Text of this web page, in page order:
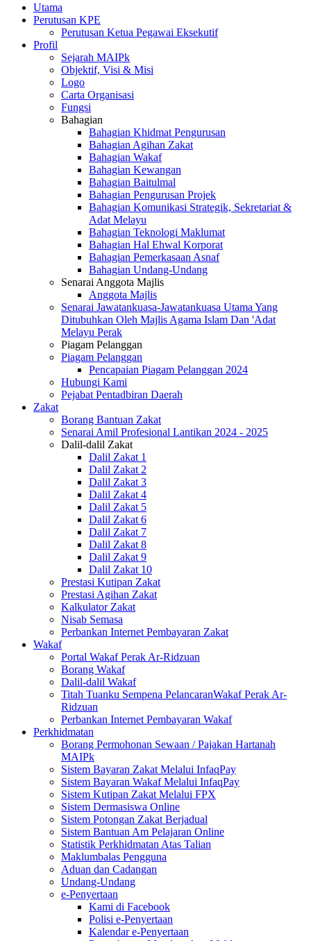
Utama
Perutusan KPE
Perutusan Ketua Pegawai Eksekutif
Profil
Sejarah MAIPk
Objektif, Visi & Misi
Logo
Carta Organisasi
Fungsi
Bahagian
Bahagian Khidmat Pengurusan
Bahagian Agihan Zakat
Bahagian Wakaf
Bahagian Kewangan
Bahagian Baitulmal
Bahagian Pengurusan Projek
Bahagian Komunikasi Strategik, Sekretariat &
Adat Melayu
Bahagian Teknologi Maklumat
Bahagian Hal Ehwal Korporat
Bahagian Pemerkasaan Asnaf
Bahagian Undang-Undang
Senarai Anggota Majlis
Anggota Majlis
Senarai Jawatankuasa-Jawatankuasa Utama Yang
Ditubuhkan Oleh Majlis Agama Islam Dan 'Adat
Melayu Perak
Piagam Pelanggan
Piagam Pelanggan
Pencapaian Piagam Pelanggan 2024
Hubungi Kami
Pejabat Pentadbiran Daerah
Zakat
Borang Bantuan Zakat
Senarai Amil Profesional Lantikan 2024 - 2025
Dalil-dalil Zakat
Dalil Zakat 1
Dalil Zakat 2
Dalil Zakat 3
Dalil Zakat 4
Dalil Zakat 5
Dalil Zakat 6
Dalil Zakat 7
Dalil Zakat 8
Dalil Zakat 9
Dalil Zakat 10
Prestasi Kutipan Zakat
Prestasi Agihan Zakat
Kalkulator Zakat
Nisab Semasa
Perbankan Internet Pembayaran Zakat
Wakaf
Portal Wakaf Perak Ar-Ridzuan
Borang Wakaf
Dalil-dalil Wakaf
Titah Tuanku Sempena PelancaranWakaf Perak Ar-
Ridzuan
Perbankan Internet Pembayaran Wakaf
Perkhidmatan
Borang Permohonan Sewaan / Pajakan Hartanah
MAIPk
Sistem Bayaran Zakat Melalui InfaqPay
Sistem Bayaran Wakaf Melalui InfaqPay
Sistem Kutipan Zakat Melalui FPX
Sistem Dermasiswa Online
Sistem Potongan Zakat Berjadual
Sistem Bantuan Am Pelajaran Online
Statistik Perkhidmatan Atas Talian
Maklumbalas Pengguna
Aduan dan Cadangan
Undang-Undang
e-Penyertaan
Kami di Facebook
Polisi e-Penyertaan
Kalendar e-Penyertaan